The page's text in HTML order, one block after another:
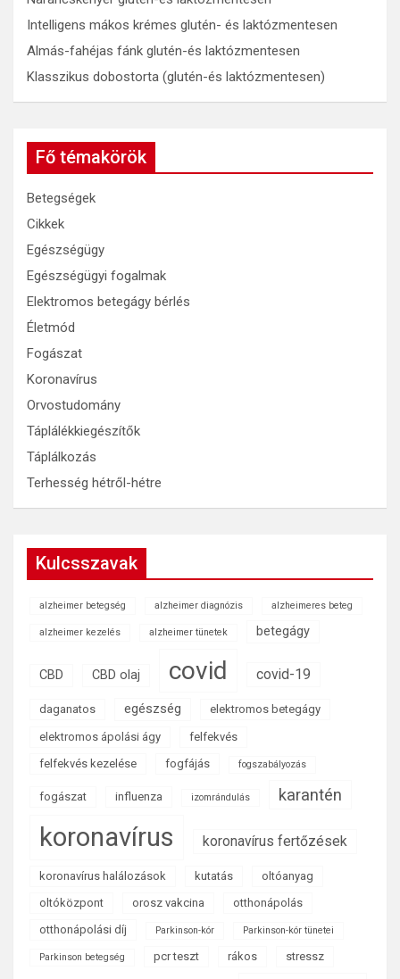
Intelligens mákos krémes glutén- és laktózmentesen
Almás-fahéjas fánk glutén-és laktózmentesen
Klasszikus dobostorta (glutén-és laktózmentesen)
Fő témakörök
Betegségek
Cikkek
Egészségügy
Egészségügyi fogalmak
Elektromos betegágy bérlés
Életmód
Fogászat
Koronavírus
Orvostudomány
Táplálékkiegészítők
Táplálkozás
Terhesség hétről-hétre
Kulcsszavak
alzheimer betegség alzheimer diagnózis alzheimeres beteg
alzheimer kezelés alzheimer tünetek betegágy
CBD CBD olaj covid covid-19
daganatos egészség elektromos betegágy
elektromos ápolási ágy
felfekvés
felfekvés kezelése
fogfájás fogszabályozás
fogászat influenza izomrándulás karantén
koronavírus koronavírus fertőzések
koronavírus halálozások kutatás
oltóanyag
oltóközpont
orosz vakcina
otthonápolás
otthonápolási díj
Parkinson-kór Parkinson-kór tünetei
Parkinson betegség pcr teszt rákos stressz